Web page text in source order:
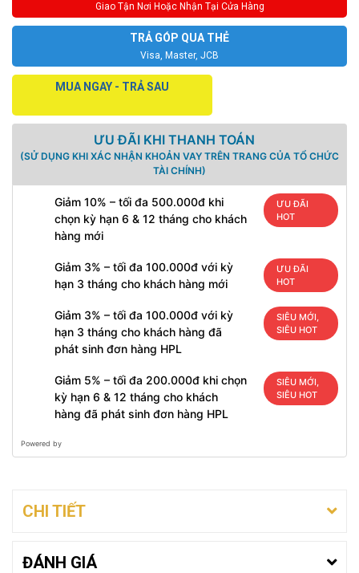
Giao Tận Nơi Hoặc Nhận Tại Cửa Hàng
TRẢ GÓP QUA THẺ
Visa, Master, JCB
MUA NGAY - TRẢ SAU
ƯU ĐÃI KHI THANH TOÁN
(SỬ DỤNG KHI XÁC NHẬN KHOẢN VAY TRÊN TRANG CỦA TỔ CHỨC
TÀI CHÍNH)
Giảm 10% – tối đa 500.000đ khi
chọn kỳ hạn 6 & 12 tháng cho khách
hàng mới
ƯU ĐÃI
HOT
Giảm 3% – tối đa 100.000đ với kỳ
hạn 3 tháng cho khách hàng mới
ƯU ĐÃI
HOT
Giảm 3% – tối đa 100.000đ với kỳ
hạn 3 tháng cho khách hàng đã
phát sinh đơn hàng HPL
SIÊU MỚI,
SIÊU HOT
Giảm 5% – tối đa 200.000đ khi chọn
kỳ hạn 6 & 12 tháng cho khách
hàng đã phát sinh đơn hàng HPL
SIÊU MỚI,
SIÊU HOT
Powered by
CHI TIẾT
ĐÁNH GIÁ